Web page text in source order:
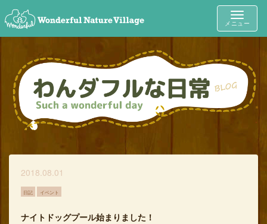
Toggle
メニュー
2018.08.01
日記 イベント
ナイトドッグプール始まりました！